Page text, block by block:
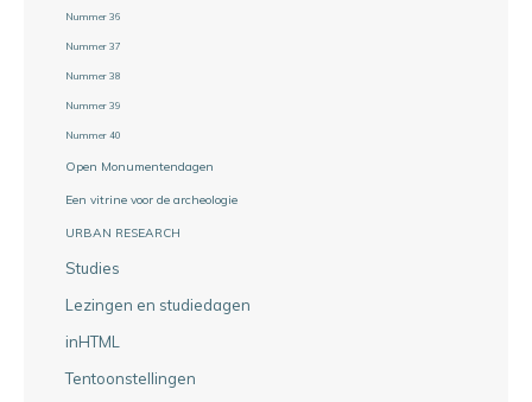
Nummer 36
Nummer 37
Nummer 38
Nummer 39
Nummer 40
Open Monumentendagen
Een vitrine voor de archeologie
URBAN RESEARCH
Studies
Lezingen en studiedagen
inHTML
Tentoonstellingen